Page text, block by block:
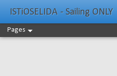
ISTiOSELIDA - Sailing ONLY
Pages